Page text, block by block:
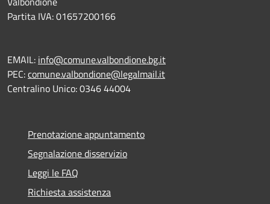
Partita IVA: 01657200166
EMAIL: info@comune.valbondione.bg.it
PEC:comune.valbondione@legalmail.it
Centralino Unico: 0346 44004
Prenotazione appuntamento
Segnalazione disservizio
Leggi le FAQ
Richiesta assistenza